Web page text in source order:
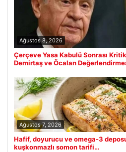
Ağustos 8, 2026
Çerçeve Yasa Kabulü Sonrası
Demirtaş ve Öcalan
Ağustos 7, 2026
Hafif, doyurucu ve omega-3
kuşkonmazlı somon tarifi…